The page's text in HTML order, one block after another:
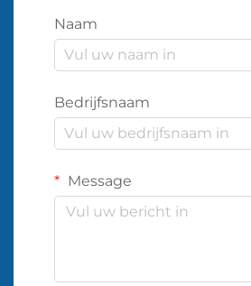
Naam
Bedrijfsnaam
Message